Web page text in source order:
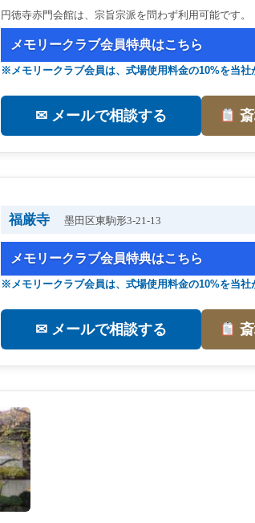
円徳寺赤門会館は、宗旨宗派を問わず利用可能です。
メモリークラブ会員特典はこちら
※メモリークラブ会員は、式場使用料金の10%を当社
✉ メールで相談する
福厳寺 墨田区東駒形3-21-13
メモリークラブ会員特典はこちら
※メモリークラブ会員は、式場使用料金の10%を当社
✉ メールで相談する